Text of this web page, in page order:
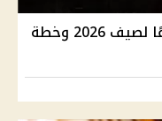
وزير الكهرباء يستعرض 49 مشروعًا لصيف 2026 وخطة